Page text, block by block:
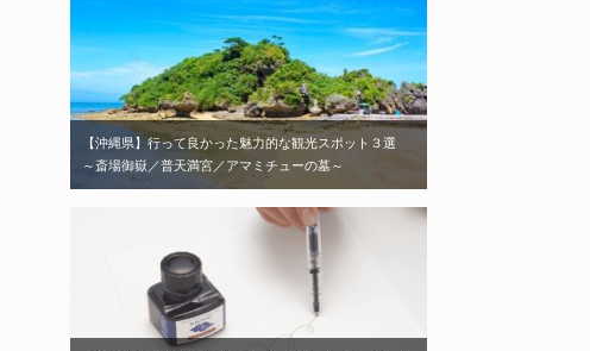
【沖縄県】行って良かった魅力的な観光スポット３選
～斎場御嶽／普天満宮／アマミチューの墓～